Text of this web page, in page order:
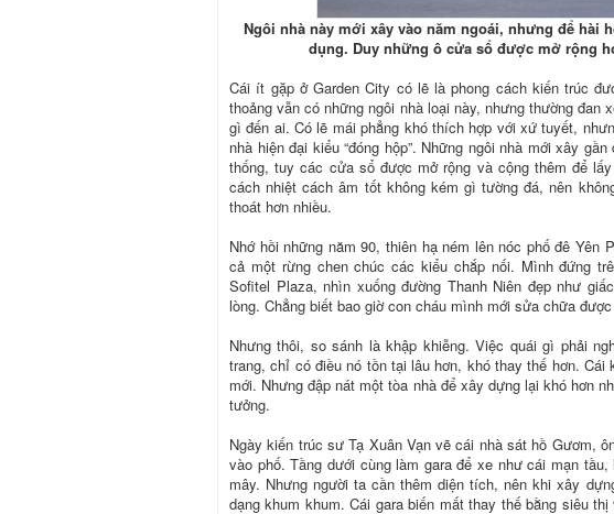
Ngôi nhà này mới xây vào năm ngoái, nhưng để hài
dụng. Duy những ô cửa sổ được mở rộng
Cái ít gặp ở Garden City có lẽ là phong cách kiến trúc
thoảng vẫn có những ngôi nhà loại này, nhưng thường đan
gì đến ai. Có lẽ mái phẳng khó thích hợp với xứ tuyết,
nhà hiện đại kiểu “đóng hộp”. Những ngôi nhà mới xây
thống, tuy các cửa sổ được mở rộng và cộng thêm để
cách nhiệt cách âm tốt không kém gì tường đá, nên
thoát hơn nhiều.
Nhớ hồi những năm 90, thiên hạ ném lên nóc phố đê Yên
cả một rừng chen chúc các kiểu chắp nối. Mình đứng
Sofitel Plaza, nhìn xuống đường Thanh Niên đẹp như
lòng. Chẳng biết bao giờ con cháu mình mới sửa chữa
Nhưng thôi, so sánh là khập khiễng. Việc quái gì phải
trang, chỉ có điều nó tồn tại lâu hơn, khó thay thế hơn.
mới. Nhưng đập nát một tòa nhà để xây dựng lại khó hơn
tưởng.
Ngày kiến trúc sư Tạ Xuân Vạn vẽ cái nhà sát hồ Gươm,
vào phố. Tầng dưới cùng làm gara để xe như cái mạn
mây. Nhưng người ta cần thêm diện tích, nên khi xây
dạng khum khum. Cái gara biến mất thay thế bằng siêu